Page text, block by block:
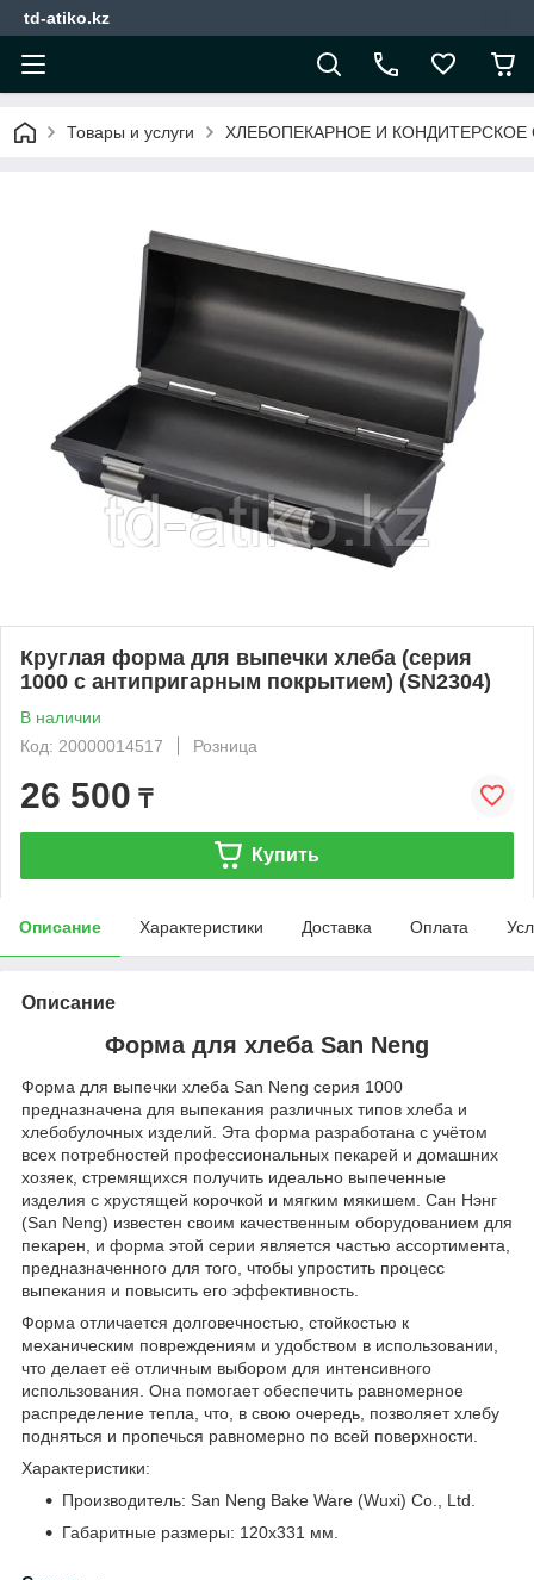
td-atiko.kz
Товары и услуги ХЛЕБОПЕКАРНОЕ И
Круглая форма для выпечки хлеба (серия
1000 с антипригарным покрытием) (SN2304)
В наличии
Код: 20000014517
Розница
26 500 ₸
Купить
Описание Характеристики Доставка Оплата
Описание
Форма для хлеба San Neng
Форма для выпечки хлеба San Neng серия 1000
предназначена для выпекания различных типов хлеба и
хлебобулочных изделий. Эта форма разработана с учётом
всех потребностей профессиональных пекарей и домашних
хозяек, стремящихся получить идеально выпеченные
изделия с хрустящей корочкой и мягким мякишем. Сан Нэнг
(San Neng) известен своим качественным оборудованием для
пекарен, и форма этой серии является частью ассортимента,
предназначенного для того, чтобы упростить процесс
выпекания и повысить его эффективность.
Форма отличается долговечностью, стойкостью к
механическим повреждениям и удобством в использовании,
что делает её отличным выбором для интенсивного
использования. Она помогает обеспечить равномерное
распределение тепла, что, в свою очередь, позволяет хлебу
подняться и пропечься равномерно по всей поверхности.
Характеристики:
Производитель: San Neng Bake Ware (Wuxi) Co., Ltd.
Габаритные размеры: 120х331 мм.